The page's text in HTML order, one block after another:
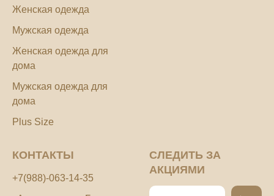
Женская одежда
Мужская одежда
Женская одежда для
дома
Мужская одежда для
дома
Plus Size
КОНТАКТЫ
+7(988)-063-14-35
СЛЕДИТЬ ЗА
АКЦИЯМИ